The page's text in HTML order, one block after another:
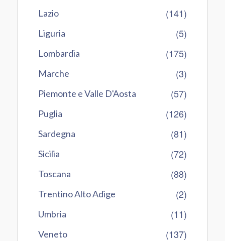
Lazio (141)
Liguria (5)
Lombardia (175)
Marche (3)
Piemonte e Valle D'Aosta (57)
Puglia (126)
Sardegna (81)
Sicilia (72)
Toscana (88)
Trentino Alto Adige (2)
Umbria (11)
Veneto (137)